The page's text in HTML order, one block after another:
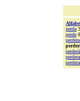
perda 3
perde 8
perderà